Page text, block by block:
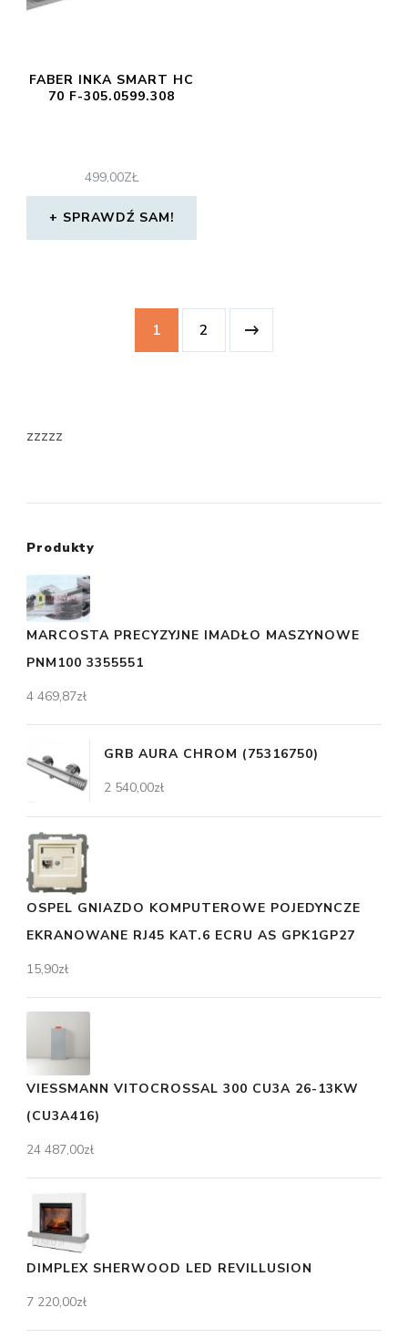
FABER INKA SMART HC
70 F-305.0599.308
499,00ZŁ
SPRAWDŹ SAM!
1 2
zzzzz
Produkty
MARCOSTA PRECYZYJNE IMADŁO MASZYNOWE
PNM100 3355551
4 469,87zł
GRB AURA CHROM (75316750)
2 540,00zł
OSPEL GNIAZDO KOMPUTEROWE POJEDYNCZE
EKRANOWANE RJ45 KAT.6 ECRU AS GPK1GP27
15,90zł
VIESSMANN VITOCROSSAL 300 CU3A 26-13KW
(CU3A416)
24 487,00zł
DIMPLEX SHERWOOD LED REVILLUSION
7 220,00zł